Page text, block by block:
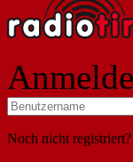
Noch nicht registriert?